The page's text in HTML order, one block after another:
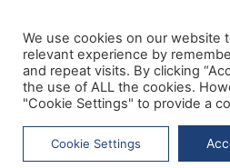
jeu vous-même permettent de
vers dessous particulier avant
profond.
About Us Contact Us
We use cookies on our website
relevant experience by
and repeat visits. By clicking
the use of ALL the cookies.
"Cookie Settings" to provide a
Cookie Settings